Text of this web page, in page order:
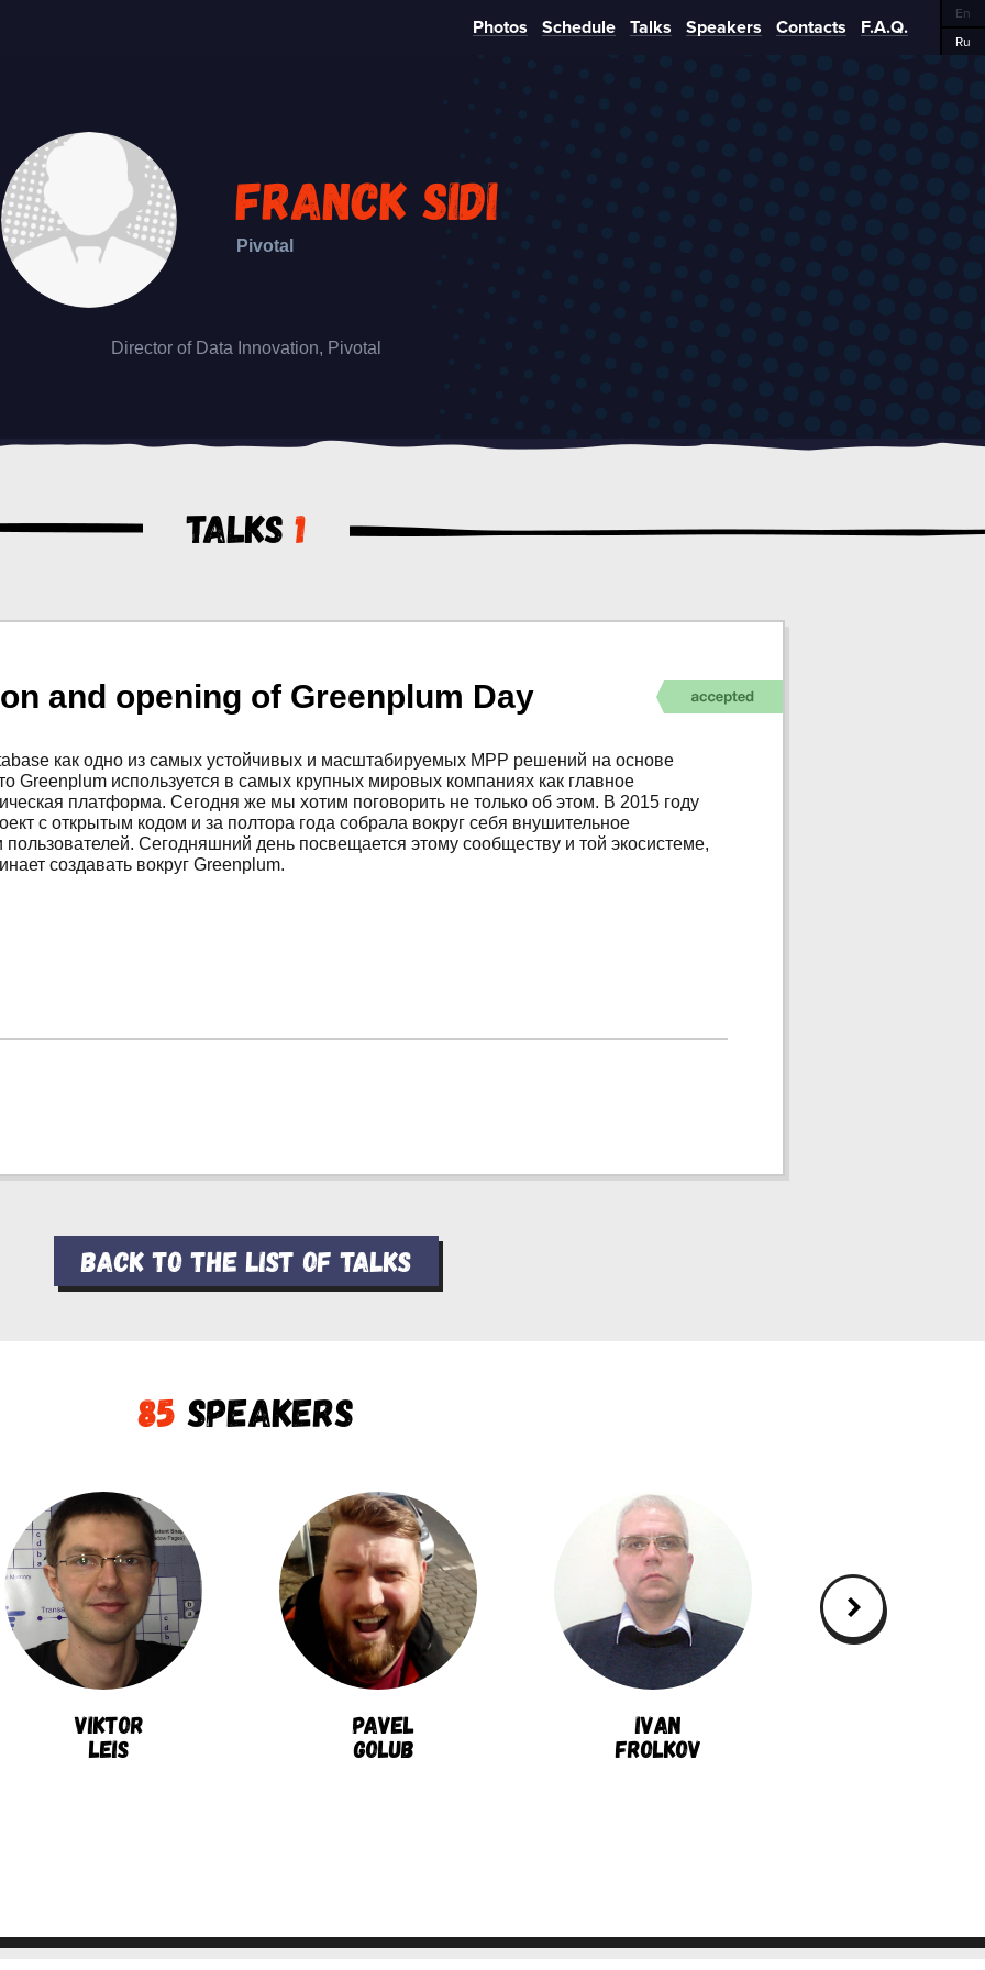
Photos Schedule Talks Speakers Contacts F.A.Q.
En
Ru
Franck Sidi
Pivotal
Director of Data Innovation, Pivotal
Talks 1
and opening of Greenplum Day
как одно из самых устойчивых и масштабируемых MPP решений на основе
Greenplum используется в самых крупных мировых компаниях как главное
платформа. Сегодня же мы хотим поговорить не только об этом. В 2015 году
с открытым кодом и за полтора года собрала вокруг себя внушительное
пользователей. Сегодняшний день посвещается этому сообществу и той экосистеме,
создавать вокруг Greenplum.
Back to the list of talks
85 Speakers
Viktor
Leis
Pavel
Golub
Ivan
Frolkov